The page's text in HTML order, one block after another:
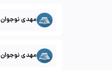
مهدی نوجوان
مهدی نوجوان